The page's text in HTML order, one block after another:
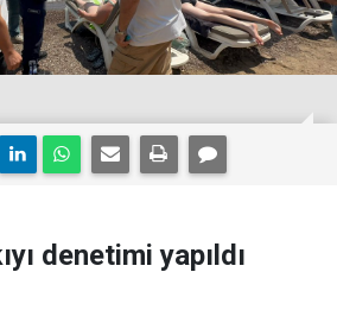
denetimi yapıldı